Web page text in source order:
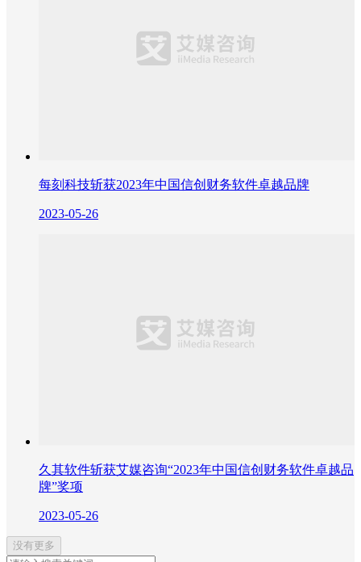
每刻科技斩获2023年中国信创财务软件卓越品牌
2023-05-26
久其软件斩获艾媒咨询“2023年中国信创财务软件卓越品
牌”奖项
2023-05-26
没有更多